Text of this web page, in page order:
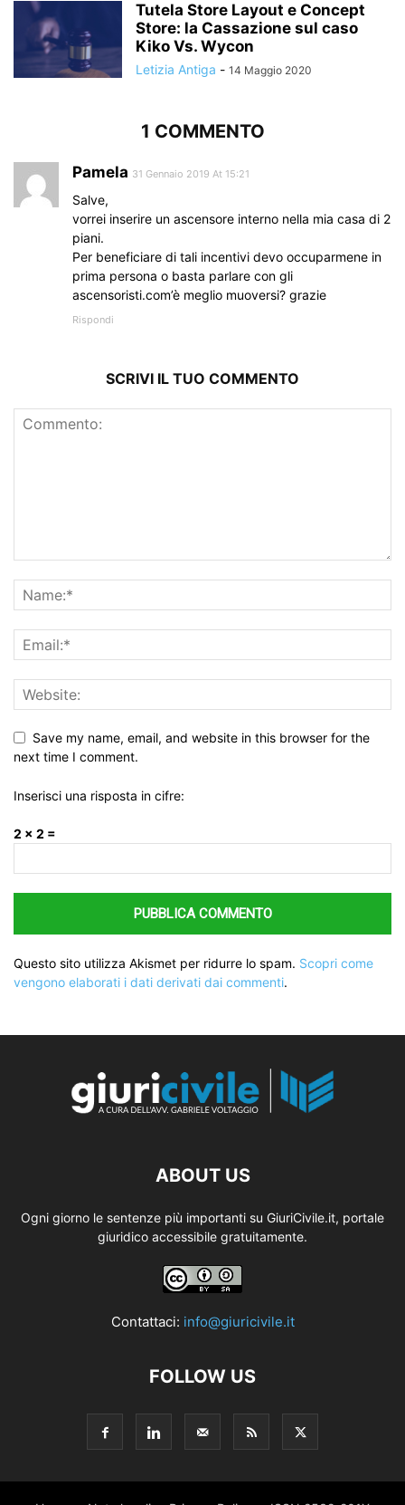
Tutela Store Layout e Concept
Store: la Cassazione sul caso
Kiko Vs. Wycon
Letizia Antiga - 14 Maggio 2020
1 COMMENTO
Pamela 31 Gennaio 2019 At 15:21
Salve,
vorrei inserire un ascensore interno nella mia casa di 2
piani.
Per beneficiare di tali incentivi devo occuparmene in
prima persona o basta parlare con gli
ascensoristi.com’è meglio muoversi? grazie
Rispondi
SCRIVI IL TUO COMMENTO
Save my name, email, and website in this browser for the
next time I comment.
Inserisci una risposta in cifre:
2 × 2 =
Questo sito utilizza Akismet per ridurre lo spam. Scopri come
vengono elaborati i dati derivati dai commenti.
ABOUT US
Ogni giorno le sentenze più importanti su GiuriCivile.it, portale
giuridico accessibile gratuitamente.
Contattaci: info@giuricivile.it
FOLLOW US